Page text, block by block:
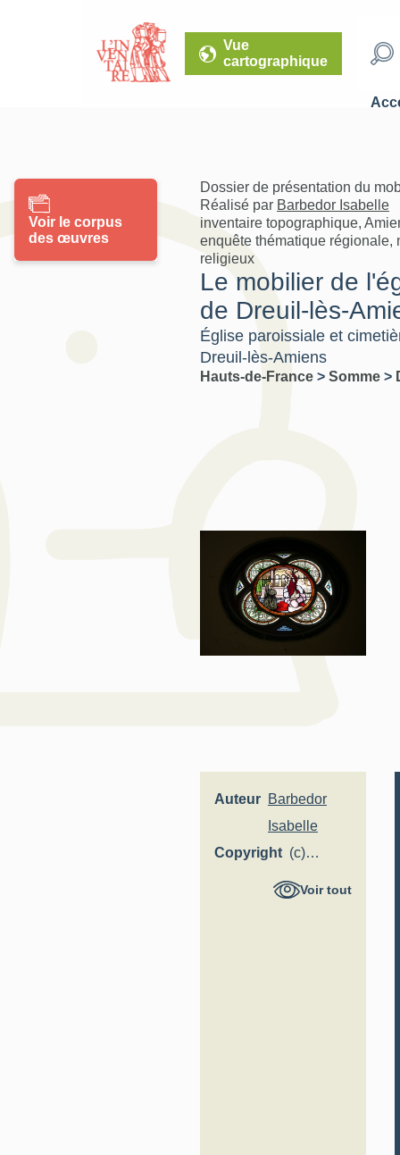
Vue
cartographique
Dossier de présentation du
Réalisé par Barbedor Isabelle
inventaire topographique,
enquête thématique régionale,
religieux
Le mobilier de
de Dreuil-lès-
Église paroissiale et
Dreuil-lès-Amiens
Hauts-de-France > Somme >
Auteur Barbedor
Isabelle
Copyright (c)
Région
Voir tout
Voir le corpus
des œuvres